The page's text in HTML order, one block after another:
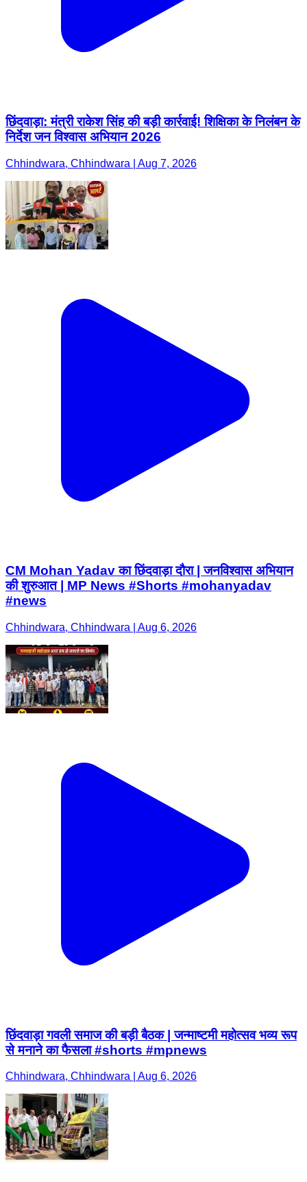
छिंदवाड़ा: मंत्री राकेश सिंह की बड़ी कार्रवाई! शिक्षिका के निलंबन के
निर्देश जन विश्वास अभियान 2026
Chhindwara, Chhindwara | Aug 7, 2026
CM Mohan Yadav का छिंदवाड़ा दौरा | जनविश्वास अभियान
की शुरुआत | MP News #Shorts #mohanyadav
#news
Chhindwara, Chhindwara | Aug 6, 2026
छिंदवाड़ा गवली समाज की बड़ी बैठक | जन्माष्टमी महोत्सव भव्य रूप
से मनाने का फैसला #shorts #mpnews
Chhindwara, Chhindwara | Aug 6, 2026